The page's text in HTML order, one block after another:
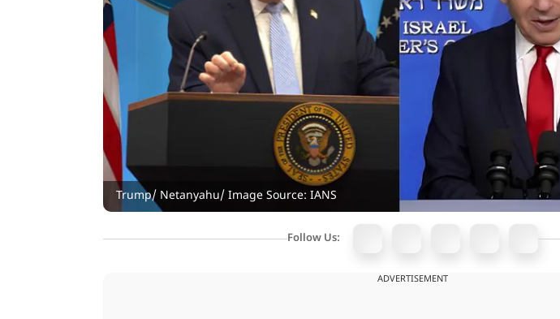
Trump/ Netanyahu/ Image Source: IANS
Follow Us:
ADVERTISEMENT